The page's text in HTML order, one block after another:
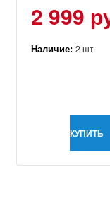
2 999
Наличие: 2 шт
КУПИТЬ